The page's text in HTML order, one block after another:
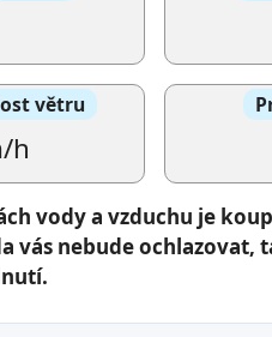
větru
h
vody a vzduchu je
vás nebude ochlazovat,